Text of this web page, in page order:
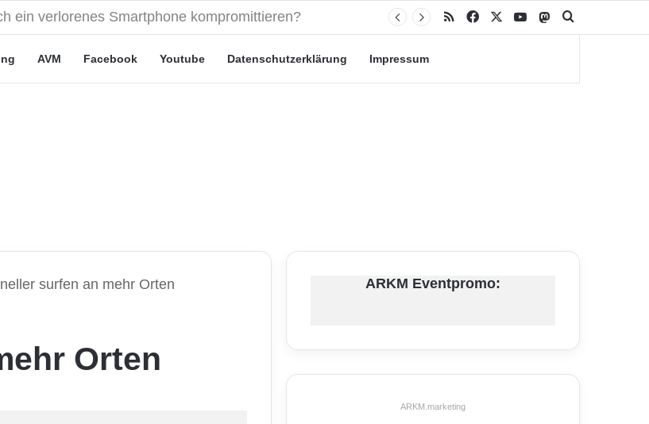
Marketing-Trick oder echte Vorteile? RSS Facebook YouTubeMastodon
AVM Facebook Youtube Datenschutzerklärung Impressum
surfen an mehr Orten
Orten
ARKM Eventpromo:
ARKM.marketing